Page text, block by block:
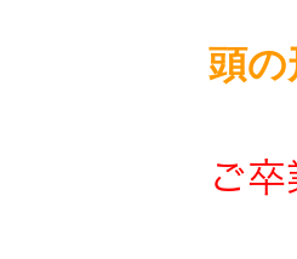
頭の
ご